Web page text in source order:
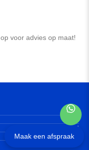
voor advies op maat!
Maak een afspraak